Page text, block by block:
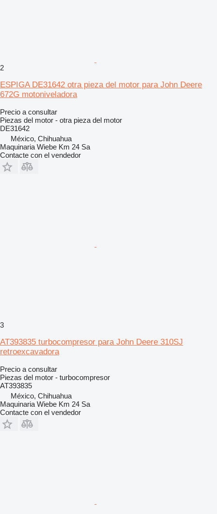
2
ESPIGA DE31642 otra pieza del motor para John Deere
672G motoniveladora
Precio a consultar
Piezas del motor - otra pieza del motor
DE31642
México, Chihuahua
Maquinaria Wiebe Km 24 Sa
Contacte con el vendedor
3
AT393835 turbocompresor para John Deere 310SJ
retroexcavadora
Precio a consultar
Piezas del motor - turbocompresor
AT393835
México, Chihuahua
Maquinaria Wiebe Km 24 Sa
Contacte con el vendedor